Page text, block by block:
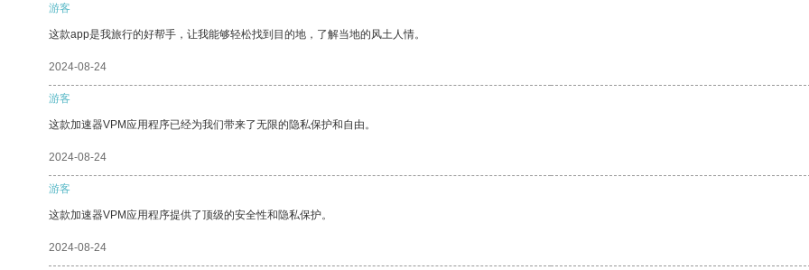
游客
这款app是我旅行的好帮手，让我能够轻松找到目的地，了解当地的风土人情。
2024-08-24
游客
这款加速器VPM应用程序已经为我们带来了无限的隐私保护和自由。
2024-08-24
游客
这款加速器VPM应用程序提供了顶级的安全性和隐私保护。
2024-08-24